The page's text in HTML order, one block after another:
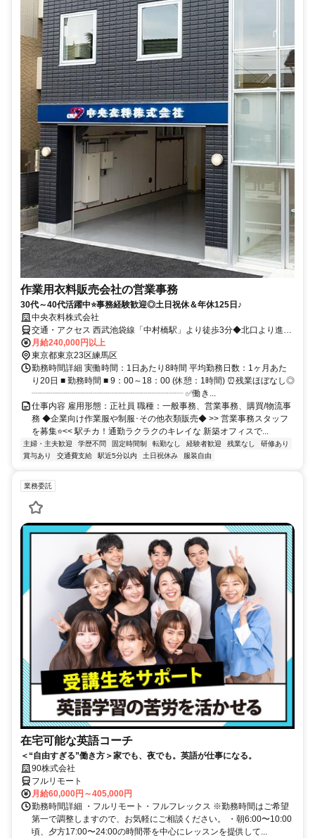
作業用衣料販売会社の営業事務
30代～40代活躍中⭐事務経験歓迎◎土日祝休＆年休125日♪
中央衣料株式会社
交通・アクセス 西武池袋線「中村橋駅」より徒歩3分◆北口より進
み、二つ目の十字路を曲がって、まっすぐ進むと「中央衣料株式会
社」の看板がすぐ見えますよ♪
月給240,000円以上
東京都東京23区練馬区
勤務時間詳細 実働時間：1日あたり8時間 平均勤務日数：1ヶ月あた
り20日 ■ 勤務時間 ■ 9：00～18：00 (休憩：1時間) ⏰残業ほぼなし◎
┈┈┈┈┈┈┈┈┈┈┈┈┈┈┈┈┈┈ ✅働き...
仕事内容 雇用形態：正社員 職種：一般事務、営業事務、購買/物流事
務 ◆企業向け作業服や制服･その他衣類販売◆ >> 営業事務スタッフ
を募集⭐<< 駅チカ！通勤ラクラクのキレイな 新築オフィスで...
主婦・主夫歓迎 学歴不問 固定時間制 転勤なし 経験者歓迎 残業なし
研修あり
賞与あり
交通費支給 駅近5分以内 土日祝休み 服装自由
業務委託
在宅可能な英語コーチ
＜“自由すぎる”働き方＞家でも、夜でも。英語が仕事になる。
90株式会社
フルリモート
月給60,000円～405,000円
勤務時間詳細 ・フルリモート・フルフレックス ※勤務時間はご希望
第一で調整しますので、お気軽にご相談ください。 ・朝6:00〜10:00
頃、夕方17:00〜24:00の時間帯を中心にレッスンを提供して...